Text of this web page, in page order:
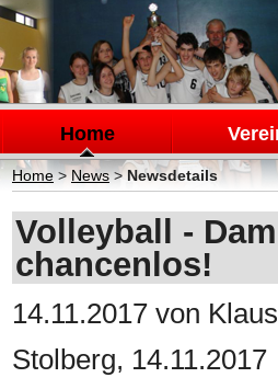
Navigation
überspringen
Home
Home> News>Newsdetails
Volleyball -
chancenlos!
14.11.2017 von
Stolberg, 14.11.2017